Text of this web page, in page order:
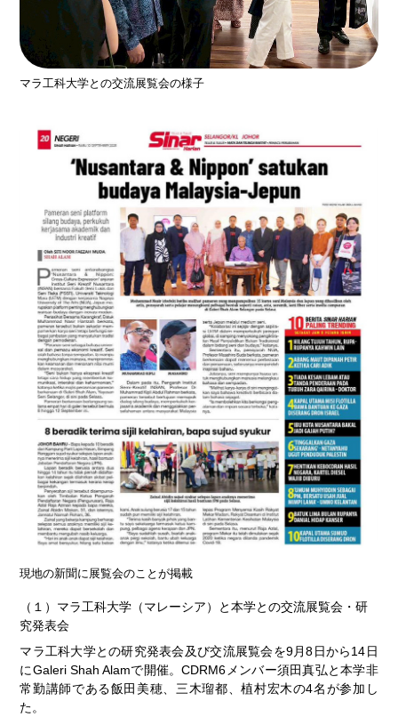
マラ⼯科⼤学との交流展覧会の様⼦
現地の新聞に展覧会のことが掲載
（１）マラ工科大学（マレーシア）と本学との交流展覧会・研
究発表会
マラ工科大学との研究発表会及び交流展覧会を9⽉8⽇から14⽇
にGaleri Shah Alamで開催。CDRM6メンバー須⽥真弘と本学⾮
常勤講師である飯⽥美穂、三⽊瑠都、植村宏⽊の4名が参加し
た。